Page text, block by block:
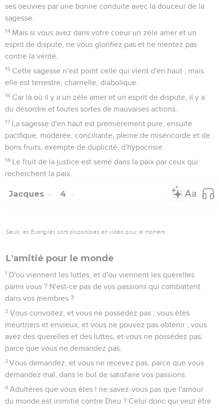
ses oeuvres par une bonne conduite avec la douceur de la
sagesse.
14 Mais si vous avez dans votre coeur un zèle amer et un
esprit de dispute, ne vous glorifiez pas et ne mentez pas
contre la vérité.
15 Cette sagesse n'est point celle qui vient d'en haut ; mais
elle est terrestre, charnelle, diabolique.
16 Car là où il y a un zèle amer et un esprit de dispute, il y a
du désordre et toutes sortes de mauvaises actions.
17 La sagesse d'en haut est premièrement pure, ensuite
pacifique, modérée, conciliante, pleine de miséricorde et de
bons fruits, exempte de duplicité, d'hypocrisie.
18 Le fruit de la justice est semé dans la paix par ceux qui
recherchent la paix.
Jacques 4
Seuls les Évangiles sont disponibles en vidéo pour le moment.
L'amitié pour le monde
1 D'où viennent les luttes, et d'ou viennent les querelles
parmi vous ? N'est-ce pas de vos passions qui combattent
dans vos membres ?
2 Vous convoitez, et vous ne possédez pas ; vous êtes
meurtriers et envieux, et vous ne pouvez pas obtenir ; vous
avez des querelles et des luttes, et vous ne possédez pas,
parce que vous ne demandez pas.
3 Vous demandez, et vous ne recevez pas, parce que vous
demandez mal, dans le but de satisfaire vos passions.
4 Adultères que vous êtes ! ne savez-vous pas que l'amour
du monde est inimitié contre Dieu ? Celui donc qui veut être